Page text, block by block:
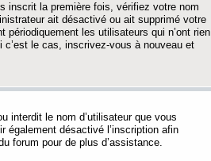
inscrit la première fois, vérifiez votre nom
ait désactivé ou ait supprimé votre
les utilisateurs qui n’ont rien
le cas, inscrivez-vous à nouveau et
interdit le nom d’utilisateur que vous
également désactivé l’inscription afin
forum pour de plus d’assistance.